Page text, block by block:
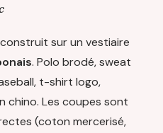
sur un vestiaire
. Polo brodé, sweat
t-shirt logo,
chino. Les coupes sont
(coton mercerisé,